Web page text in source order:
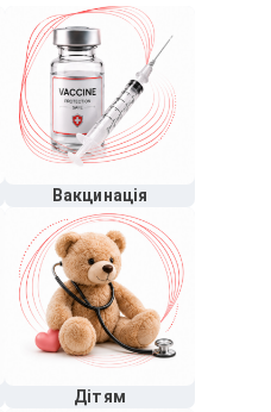
Вакцинація
Дітям